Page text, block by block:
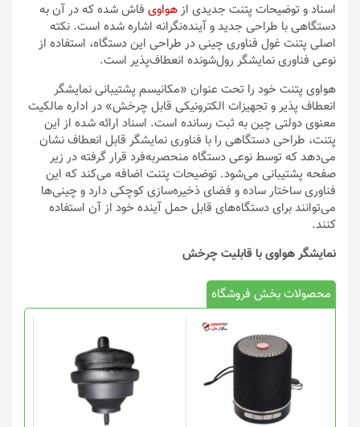
اسناد و توضیحات پتنت جدیدی ازهواوی فاش شده که در آن به
دستگاهی با طراحی جدید و آینده‌نگرانه اشاره شده است. نکته
اصلی پتنت غول فناوری چینی در طراحی این دستگاه، استفاده از
نوعی فناوری نمایشگر رول‌شونده‌ انعطاف‌پذیر است.
هواوی پتنت خود را تحت عنوان «مکانیسم پشتیبانی نمایشگر
انعطاف پذیر و تجهیزات الکترونیکی قابل چرخش» در اداره مالکیت
معنوی دولتی چین به ثبت رسانده است. اسناد ارائه شده از این
پتنت، طراحی دستگاهی را با فناوری نمایشگر قابل انعطاف نشان
می‌دهد که توسط نوعی دستگاه منحصر‌به‌فرد قرار گرفته در زیر
صفحه پشتیبانی می‌شود. توضیحات پتنت اضافه می‌کند که این
فناوری ساختار ساده و فضای ذخیره‌سازی کوچکی دارد و چینی‌ها
می‌توانند برای دستگاه‌های قابل حمل آینده خود از آن استفاده
کنند.
نمایشگر هواوی با قابلیت چرخش
محصولات بخش فروشگاه